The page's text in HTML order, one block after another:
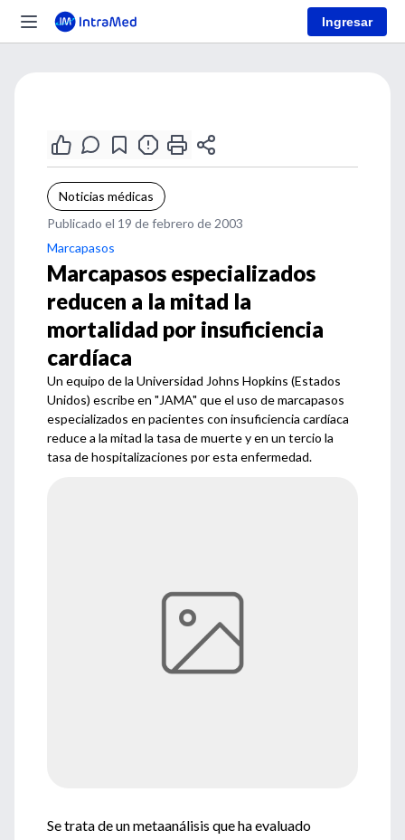
Ingresar
Noticias médicas
Publicado el 19 de febrero de 2003
Marcapasos
Marcapasos especializados
reducen a la mitad la
mortalidad por insuficiencia
cardíaca
Un equipo de la Universidad Johns Hopkins (Estados
Unidos) escribe en "JAMA" que el uso de marcapasos
especializados en pacientes con insuficiencia cardíaca
reduce a la mitad la tasa de muerte y en un tercio la
tasa de hospitalizaciones por esta enfermedad.
Se trata de un metaanálisis que ha evaluado